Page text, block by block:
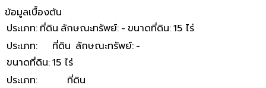
ข้อมูลเบื้องต้น
ประเภท: ที่ดิน ลักษณะทรัพย์: - ขนาดที่ดิน:15 ไร่
ประเภท: ที่ดิน ลักษณะทรัพย์: -
ขนาดที่ดิน:15 ไร่
ประเภท:
ที่ดิน